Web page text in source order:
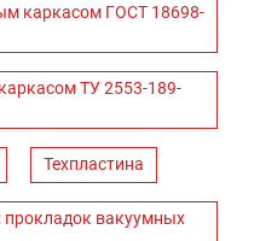
каркасом ГОСТ 18698-
ТУ 2553-189-
Техпластина
прокладок вакуумных